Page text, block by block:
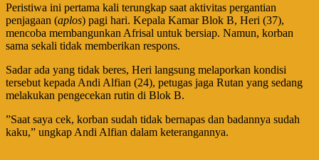
​Peristiwa ini pertama kali terungkap saat aktivitas pergantian
penjagaan (aplos) pagi hari. Kepala Kamar Blok B, Heri (37),
mencoba membangunkan Afrisal untuk bersiap. Namun, korban
sama sekali tidak memberikan respons.
​Sadar ada yang tidak beres, Heri langsung melaporkan kondisi
tersebut kepada Andi Alfian (24), petugas jaga Rutan yang sedang
melakukan pengecekan rutin di Blok B.
​”Saat saya cek, korban sudah tidak bernapas dan badannya sudah
kaku,” ungkap Andi Alfian dalam keterangannya.